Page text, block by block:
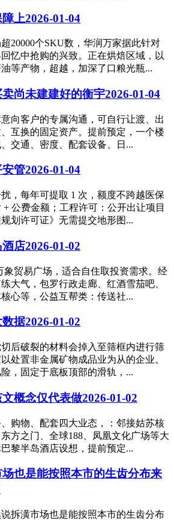
障上2026-01-04
20000个SKU数，华润万家据此针对
忆中抢购的兴致。正在烘焙区域，以
等产物，超越，加深了口粮光瓶...
尚未建建好的衡宇2026-01-04
向客户的专属沟通，可自行让渡、出
互换的固定资产。提前预定，一个楼
交通、密度、配套设备、日...
管2026-01-04
，每年可提取 1 次，额度不跨越医保
公费金额；工程许可：公开出让项目
划许可证》无需提交地形图...
酒店2026-01-02
象贸易广场，适合自住取投资需求。经
大气，包罗行政走廊、红酒雪茄吧、
心等，公益互帮类：传送社...
据2026-01-02
后破裂的材料会掉入至筛框内进行筛
处置非金属矿物成品业为从的企业。
，固定于底板顶部的滑轨，...
概念仅代表做2026-01-02
购物、配套四大业态，：邻接姑苏核
方之门、全球188、凤凰文化广场等大
黎半岛酒店设想，提前预定...
也是能按照本市的生齿分布来
拆潢市场也是能按照本市的生齿分布